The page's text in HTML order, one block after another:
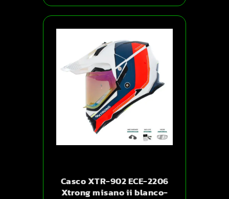
Casco XTR-902 ECE-2206
Xtrong misano ii blanco-